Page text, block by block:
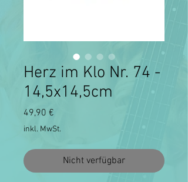
Herz im Klo Nr. 74 -
14,5x14,5cm
49,90 €
inkl. MwSt.
Nicht verfügbar